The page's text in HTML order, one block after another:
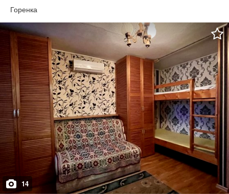
Київська область. Цегляний будинок загальною площею 134
кв.м, розміщений на земельній ділянці 7 соток. Будинок
утеплений та підключений до газопостачання. Планування:
будинок складається з двох окремих частин, кожна має власний
вхід. Передбачено 4 кімнати, 2 окремі кухні, 2 санвузли. Висота
стелі 3 метри. У будинку наявні: газове опалення; два газові
лічильники; електролічильник; дві свердловини; септик із
переливом. Одна частина будинку повністю укомплектована
меблями та побутовою технікою й готова до проживання. Друга
частина потребує косметичного ремонту. На території
розташовані: окремий гараж; господарське приміщення;
доглянута земельна ділянка, придатна для саду або городини.
Будинок знаходиться в районі з необхідною інфраструктурою. У
пішій доступності розташовані магазин Фора, кінцева зупинка
трамвая (14-та лінія) у Пущі-Водиці, зручний виїзд у напрямку
Києва. Документи готові до укладення угоди. Перегляд
можливий за попередньою домовленістю. Будинок підійде для
великої родини, спільного проживання двох поколінь або як
обєкт для орендного бізнесу. Телефонуйте, щоб отримати
додаткову інформацію та домовитися про перегляд. будинок,
стіни: силікатна цегла; житлових повірхів: 1; ділянка: 7 сот.
Горенка
14